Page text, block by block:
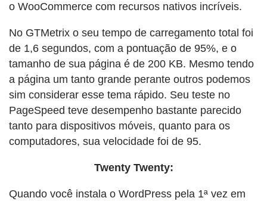
o WooCommerce com recursos nativos incríveis.
No GTMetrix o seu tempo de carregamento total foi
de 1,6 segundos, com a pontuação de 95%, e o
tamanho de sua página é de 200 KB. Mesmo tendo
a página um tanto grande perante outros podemos
sim considerar esse tema rápido. Seu teste no
PageSpeed teve desempenho bastante parecido
tanto para dispositivos móveis, quanto para os
computadores, sua velocidade foi de 95.
Twenty Twenty:
Quando você instala o WordPress pela 1ª vez em